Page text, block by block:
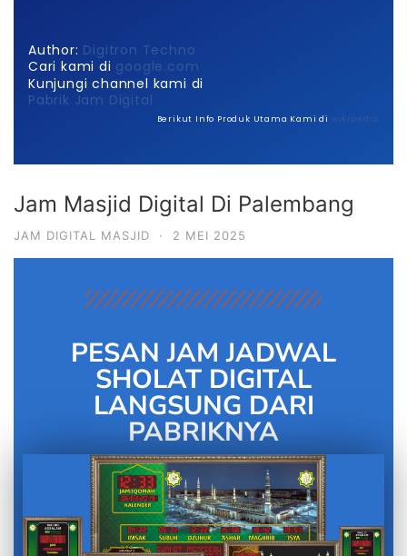
Author: Digitron Techno
Cari kami di google.com
Kunjungi channel kami di
Pabrik Jam Digital
Berikut Info Produk Utama Kami di wikipedia
Jam Masjid Digital Di Palembang
JAM DIGITAL MASJID · 2 MEI 2025
PESAN JAM JADWAL
SHOLAT DIGITAL
LANGSUNG DARI
PABRIKNYA